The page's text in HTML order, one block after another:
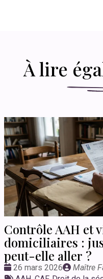
À lire
Contrôle AAH et
domiciliaires :
peut-elle aller ?
Date
26 mars 2026
Publié
Maître